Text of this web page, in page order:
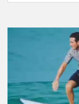
הסדינים
מחמד
המחיה